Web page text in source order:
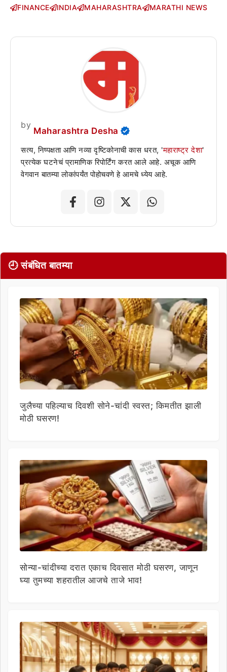
FINANCE INDIA MAHARASHTRA MARATHI NEWS
by
Maharashtra Desha
सत्य, निष्पक्षता आणि नव्या दृष्टिकोनाची कास धरत, 'महाराष्ट्र देशा'
प्रत्येक घटनेचं प्रामाणिक रिपोर्टिंग करत आले आहे. अचूक आणि
वेगवान बातम्या लोकांपर्यंत पोहोचवणे हे आमचे ध्येय आहे.
🕘 संबंधित बातम्या
जुलैच्या पहिल्याच दिवशी सोने-चांदी स्वस्त; किमतीत झाली
मोठी घसरण!
सोन्या-चांदीच्या दरात एकाच दिवसात मोठी घसरण, जाणून
घ्या तुमच्या शहरातील आजचे ताजे भाव!